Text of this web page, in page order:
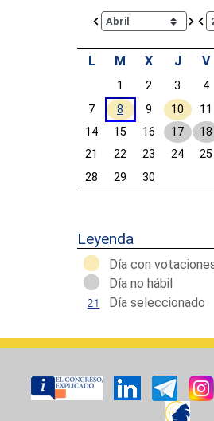
Calendar io de
L M X J V
1 2 3 4
7
8 9 10 11
14
15 16 17 18
21
22 23 24 25
28
29 30
Leyenda
Día con
Día no hábil
Día seleccionado